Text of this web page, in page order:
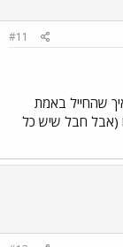
#11
שהחייל באמת
(אבל חבל שיש כל